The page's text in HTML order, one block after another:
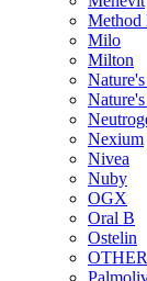
Method
Milo
Milton
Nexium
Nivea
Nuby
OGX
Oral B
Ostelin
OTHER